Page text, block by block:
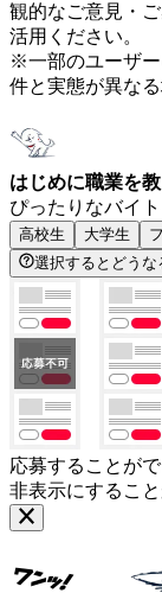
観的なご意見・
活用ください。
※一部のユーザ
件と実態が異な
はじめに職業を教
ぴったりなバイ
高校生 大学生
選択するとどうな
応募することが
非表示にするこ